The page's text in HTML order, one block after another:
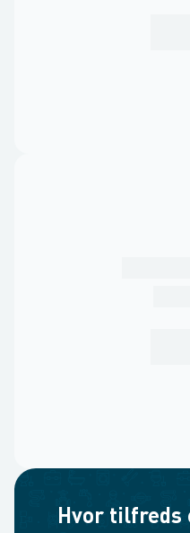
Hvor tilfreds